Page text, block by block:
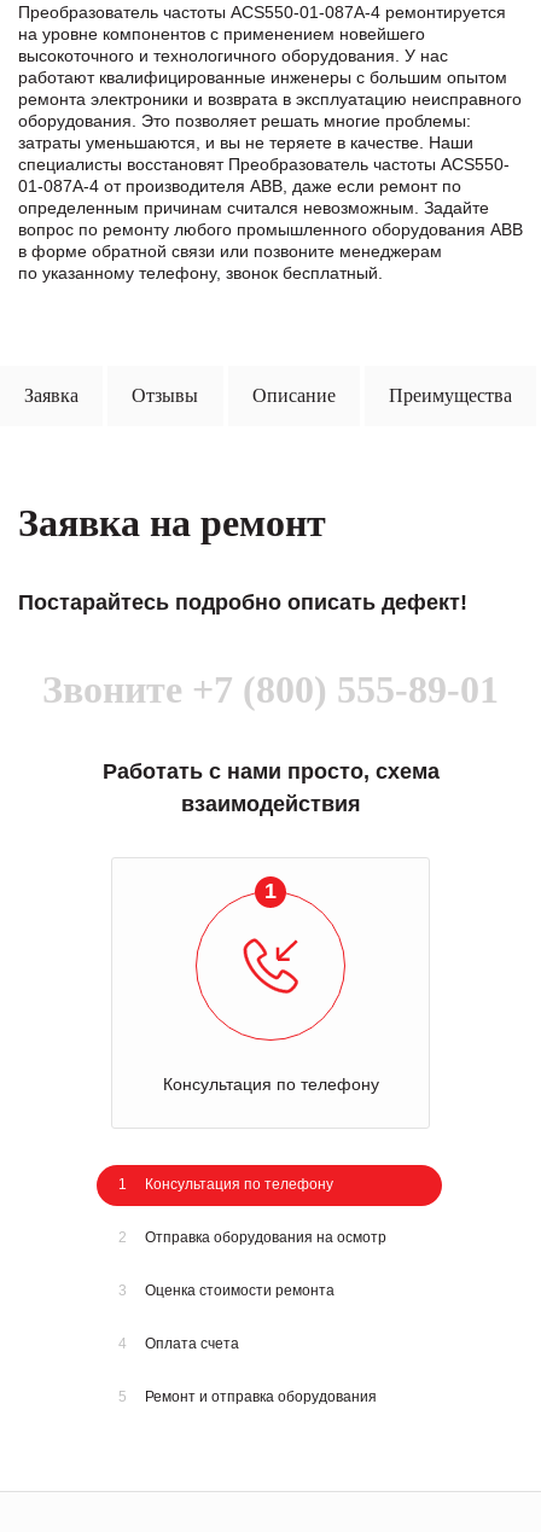
Преобразователь частоты ACS550-01-087A-4 ремонтируется
на уровне компонентов с применением новейшего
высокоточного и технологичного оборудования. У нас
работают квалифицированные инженеры с большим опытом
ремонта электроники и возврата в эксплуатацию неисправного
оборудования. Это позволяет решать многие проблемы:
затраты уменьшаются, и вы не теряете в качестве. Наши
специалисты восстановят Преобразователь частоты ACS550-
01-087A-4 от производителя ABB, даже если ремонт по
определенным причинам считался невозможным. Задайте
вопрос по ремонту любого промышленного оборудования ABB
в формe обратной связи или позвоните менеджерам
по указанному телефону, звонок бесплатный.
Заявка Отзывы Описание Преимущества
Заявка на ремонт
Постарайтесь подробно описать дефект!
Звоните +7 (800) 555-89-01
Работать с нами просто, схема
взаимодействия
1
Консультация по телефону
1 Консультация по телефону
2 Отправка оборудования на осмотр
3 Оценка стоимости ремонта
4 Оплата счета
5 Ремонт и отправка оборудования